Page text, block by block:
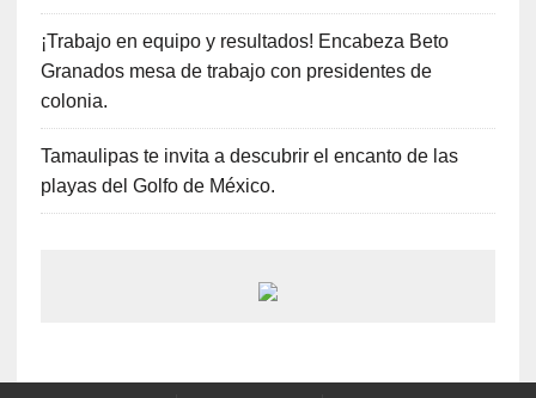
¡Trabajo en equipo y resultados! Encabeza Beto
Granados mesa de trabajo con presidentes de
colonia.
Tamaulipas te invita a descubrir el encanto de las
playas del Golfo de México.